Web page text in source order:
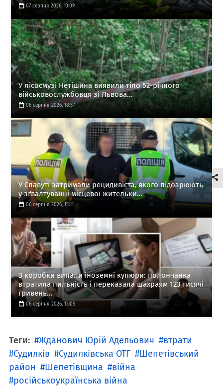
07 серпня 2026, 13:09
У лісосмузі Нетішина виявили тіло 52-річного
військовослужбовця зі Львова...
06 серпня 2026, 18:57
У Славуті затримали рецидивіста, якого підозрюють
у зґвалтуванні місцевої жительки...
06 серпня 2026, 15:11
З коробки випали іноземні купюри: полончанка
втратила пильність і переказала шахраям 123 тисячі
гривень...
06 серпня 2026, 13:05
Теги: Жданович Юрій Адельович
втрати
Судилків
Судилківська ОТГ
Шепетівський
район
Шепетівщина
війна
російськоукраїнська війна